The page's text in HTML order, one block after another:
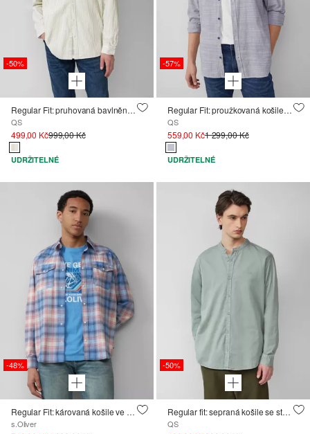
-50%
Regular Fit: pruhovaná bavlněná košile se stojáčkem
QS
499,00 Kč999,00 Kč
UDRŽITELNÉ
-57%
Regular Fit: proužkovaná košile s vyšitým logem
QS
559,00 Kč1 299,00 Kč
UDRŽITELNÉ
-48%
Regular Fit: károvaná košile ve westernovém stylu
s.Oliver
-50%
Regular fit: sepraná košile se stojáčkem a výšivkou loga
QS